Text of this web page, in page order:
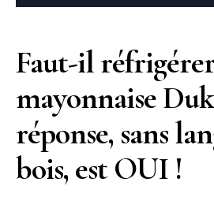
Faut-il
mayonnaise
réponse, sans
bois, est OUI !